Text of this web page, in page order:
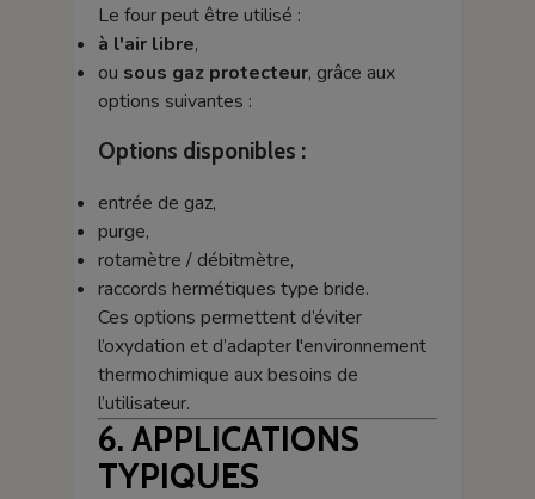
Le four peut être utilisé :
à l'air libre,
ou sous gaz protecteur, grâce aux
options suivantes :
Options disponibles :
entrée de gaz,
purge,
rotamètre / débitmètre,
raccords hermétiques type bride.
Ces options permettent d’éviter
l’oxydation et d’adapter l'environnement
thermochimique aux besoins de
l’utilisateur.
6. APPLICATIONS
TYPIQUES